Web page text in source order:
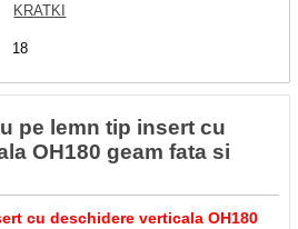
KRATKI
18
pe lemn tip insert cu
OH180 geam fata si
cu deschidere verticala OH180